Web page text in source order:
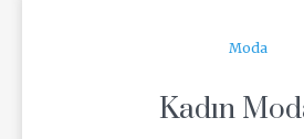
Moda
Kadın